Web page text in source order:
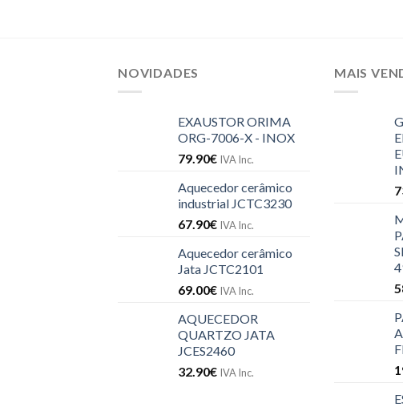
NOVIDADES
EXAUSTOR ORIMA
ORG-7006-X - INOX
79.90€ IVA Inc.
Aquecedor cerâmico
industrial JCTC3230
67.90€ IVA Inc.
Aquecedor cerâmico
Jata JCTC2101
69.00€ IVA Inc.
AQUECEDOR
QUARTZO JATA
JCES2460
32.90€ IVA Inc.
MAIS